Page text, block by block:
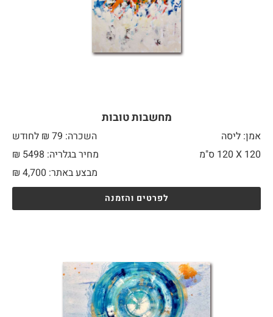
מחשבות טובות
אמן: ליסה
השכרה: 79 ₪ לחודש
120 X
מחיר בגלריה: 5498 ₪
מבצע באתר:
₪ 4,700
לפרטים והזמנה